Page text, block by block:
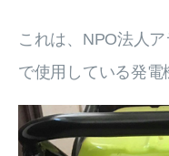
これは、NPO法人
で使用している発電